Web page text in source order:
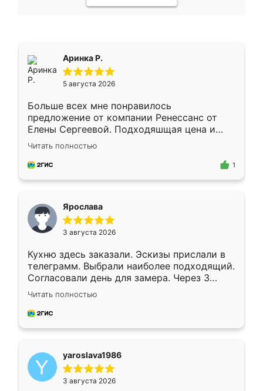
Аринка Р.
5 августа 2026
Больше всех мне понравилось
предложение от компании Ренессанс от
Елены Сергеевой. Подходяшщая цена и
короткие сроки изготовления. Приехавший
для замера сотрудник Владислав
предложил по моему эскизу самый
Читать полностью
1
Ярослава
3 августа 2026
Кухню здесь заказали. Эскизы прислали в
телеграмм. Выбрали наиболее подходящий.
Согласовали день для замера. Через 3
недели кухня была уже готова. Остались
довольны работой. Спасибо Ренессанс
мебель за качественную работу!
Читать полностью
yaroslava1986
3 августа 2026